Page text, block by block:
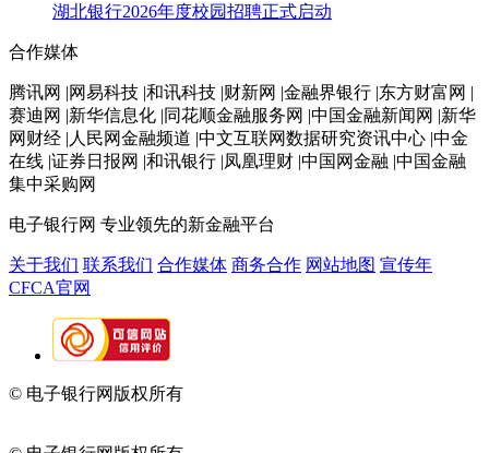
湖北银行2026年度校园招聘正式启动
合作媒体
腾讯网 |网易科技 |和讯科技 |财新网 |金融界银行 |东方财富网 |
赛迪网 |新华信息化 |同花顺金融服务网 |中国金融新闻网 |新华
网财经 |人民网金融频道 |中文互联网数据研究资讯中心 |中金
在线 |证券日报网 |和讯银行 |凤凰理财 |中国网金融 |中国金融
集中采购网
电子银行网 专业领先的新金融平台
关于我们 联系我们 合作媒体 商务合作 网站地图 宣传年
CFCA官网
© 电子银行网版权所有